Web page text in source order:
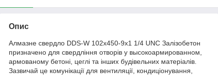
Опис
Алмазне свердло DDS-W 102x450-9x1 1/4 UNC Залізобетон
призначено для свердління отворів у высокоармированном,
армованому бетоні, цеглі та інших будівельних матеріалів.
Зазвичай це комунікації для вентиляції, кондиціонування,